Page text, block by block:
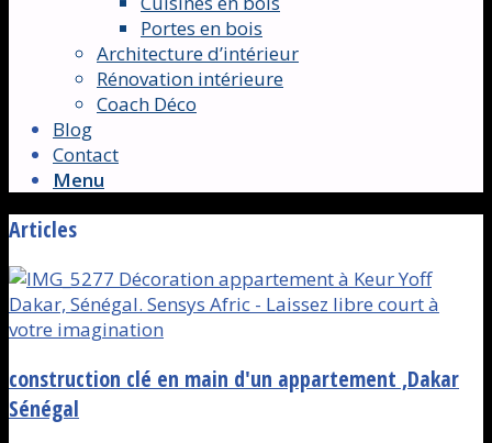
Portes en bois
Architecture d’intérieur
Rénovation intérieure
Coach Déco
Blog
Contact
Menu
Articles
construction clé en main d'un appartement ,Dakar
Sénégal